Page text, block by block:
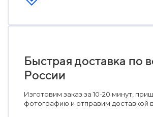
Быстрая доставка по
России
Изготовим заказ за 10-20 минут,
фотографию и отправим доставкой